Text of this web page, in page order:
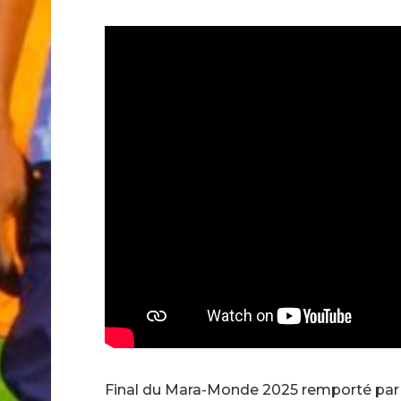
Final du Mara-Monde 2025 remporté par